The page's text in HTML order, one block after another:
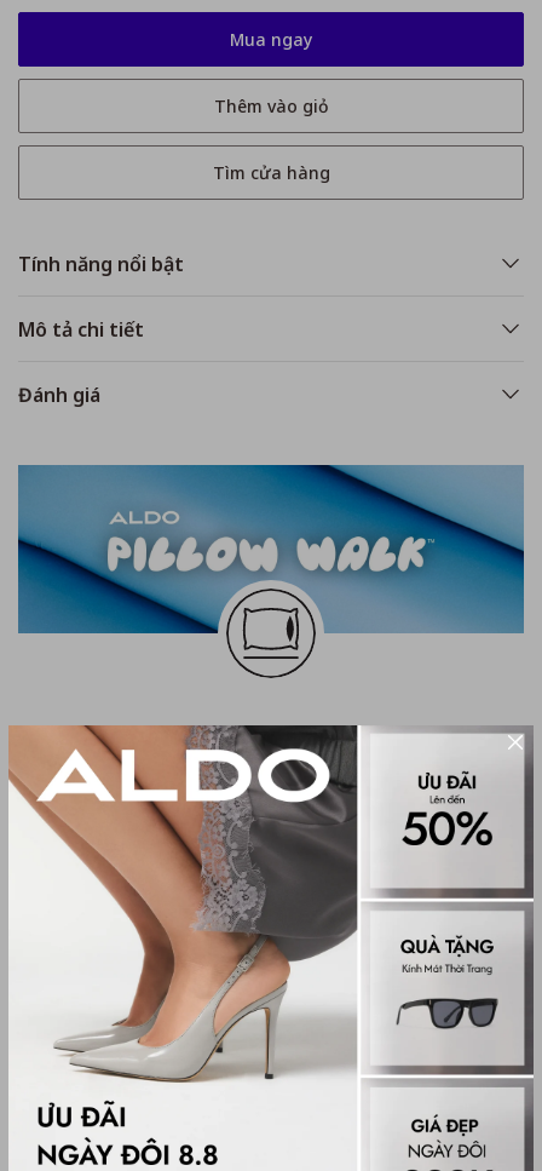
Tính năng nổi bật
Mô tả chi tiết
Đánh giá
Mua ngay
Thêm vào giỏ
Tìm cửa hàng
Khám phá công nghệ đệm lót Pillow
Walk êm ái độc quyền tại ALDO